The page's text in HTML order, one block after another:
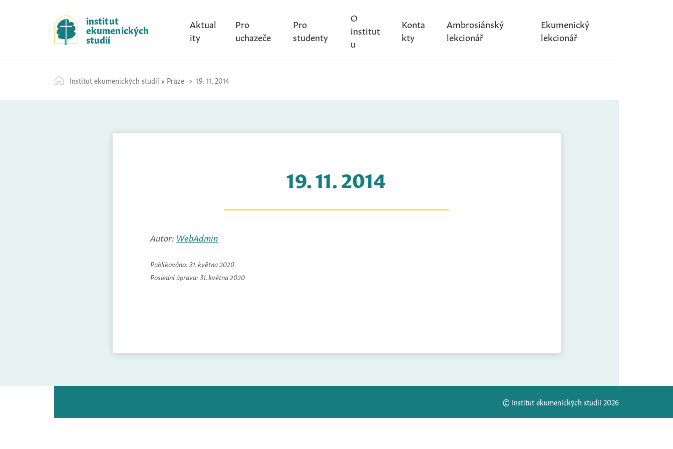
k
i
p
t
c
o
institut
ekumenických
studií
Aktual
ity
Pro
uchazeče
Pro
studenty
O
institut
u
Konta
kty
Ambrosiánský
lekcionář
Ekumenický
lekcionář
Institut ekumenických studií v Praze 19. 11. 2014
19. 11. 2014
Autor: WebAdmin
Publikováno: 31. května 2020
Poslední úprava: 31. května 2020
© Institut ekumenických studií 2026